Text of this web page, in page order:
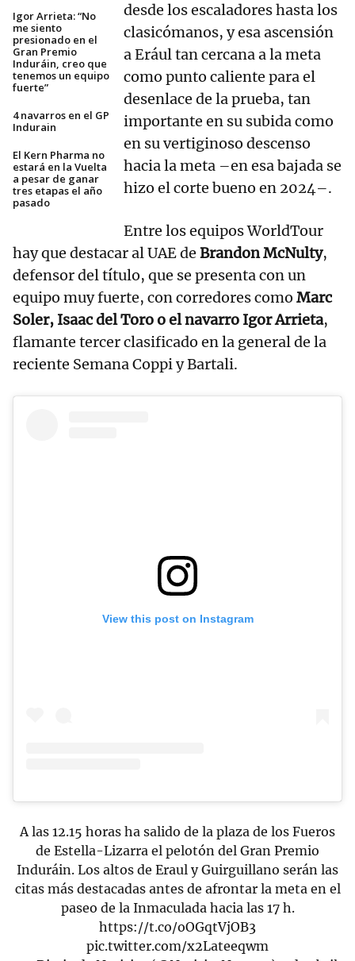
Igor Arrieta: “No
me siento
presionado en el
Gran Premio
Induráin, creo que
tenemos un equipo
fuerte”
4 navarros en el GP
Indurain
El Kern Pharma no
estará en la Vuelta
a pesar de ganar
tres etapas el año
pasado
desde los escaladores hasta los
clasicómanos, y esa ascensión
a Erául tan cercana a la meta
como punto caliente para el
desenlace de la prueba, tan
importante en su subida como
en su vertiginoso descenso
hacia la meta –en esa bajada se
hizo el corte bueno en 2024–.
Entre los equipos WorldTour
hay que destacar al UAE de Brandon McNulty,
defensor del título, que se presenta con un
equipo muy fuerte, con corredores como Marc
Soler, Isaac del Toro o el navarro Igor Arrieta,
flamante tercer clasificado en la general de la
reciente Semana Coppi y Bartali.
View this post on Instagram
A las 12.15 horas ha salido de la plaza de los Fueros
de Estella-Lizarra el pelotón del Gran Premio
Induráin. Los altos de Eraul y Guirguillano serán las
citas más destacadas antes de afrontar la meta en el
paseo de la Inmaculada hacia las 17 h.
https://t.co/oOGqtVjOB3
pic.twitter.com/x2Lateeqwm